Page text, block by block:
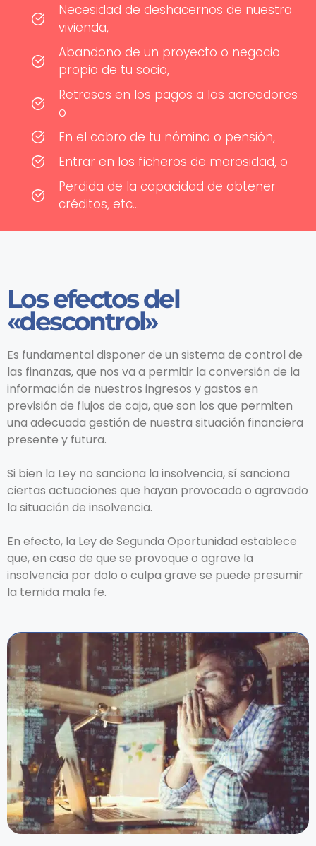
Necesidad de deshacernos de nuestra
vivienda,
Abandono de un proyecto o negocio
propio de tu socio,
Retrasos en los pagos a los acreedores
o
En el cobro de tu nómina o pensión,
Entrar en los ficheros de morosidad, o
Perdida de la capacidad de obtener
créditos, etc...
Los efectos del
«descontrol»
Es fundamental disponer de un sistema de control de
las finanzas, que nos va a permitir la conversión de la
información de nuestros ingresos y gastos en
previsión de flujos de caja, que son los que permiten
una adecuada gestión de nuestra situación financiera
presente y futura.
Si bien la Ley no sanciona la insolvencia, sí sanciona
ciertas actuaciones que hayan provocado o agravado
la situación de insolvencia.
En efecto, la Ley de Segunda Oportunidad establece
que, en caso de que se provoque o agrave la
insolvencia por dolo o culpa grave se puede presumir
la temida mala fe.